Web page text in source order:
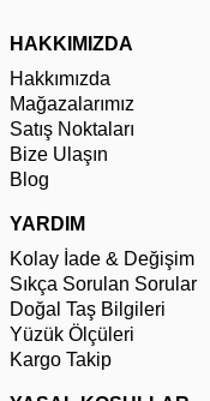
HAKKIMIZDA
Hakkımızda
Mağazalarımız
Satış Noktaları
Bize Ulaşın
Blog
YARDIM
Kolay İade & Değişim
Sıkça Sorulan Sorular
Doğal Taş Bilgileri
Yüzük Ölçüleri
Kargo Takip